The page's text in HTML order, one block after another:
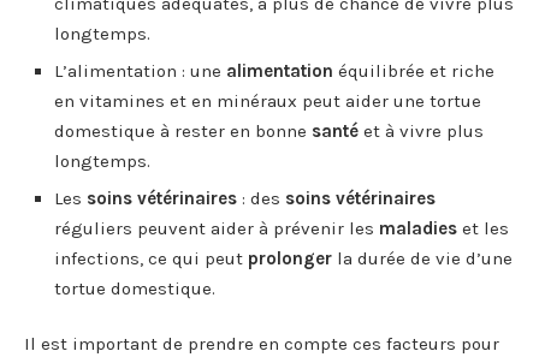
longtemps.
L’alimentation : une alimentation équilibrée et riche
en vitamines et en minéraux peut aider une tortue
domestique à rester en bonne santé et à vivre plus
longtemps.
Les soins vétérinaires : des soins vétérinaires
réguliers peuvent aider à prévenir les maladies et les
infections, ce qui peut prolonger la durée de vie d’une
tortue domestique.
Il est important de prendre en compte ces facteurs pour